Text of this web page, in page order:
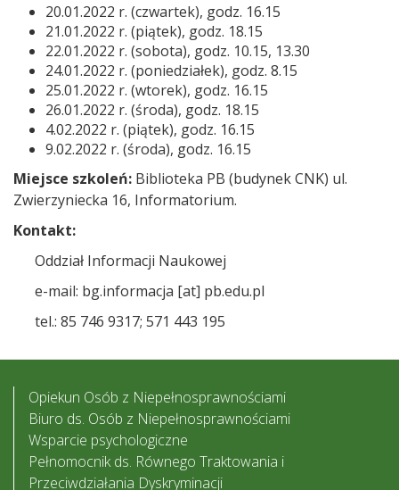
20.01.2022 r. (czwar­tek), godz. 16.15
21.01.2022 r. (pią­tek), godz. 18.15
22.01.2022 r. (sobota), godz. 10.15, 13.30
24.01.2022 r. (ponie­dzia­łek), godz. 8.15
25.01.2022 r. (wto­rek), godz. 16.15
26.01.2022 r. (środa), godz. 18.15
4.02.2022 r. (piątek), godz. 16.15
9.02.2022 r. (środa), godz. 16.15
Miej­sce szko­leń: Biblio­teka PB (budy­nek CNK) ul.
Zwie­rzy­niecka 16, Infor­ma­to­rium.
Kon­takt:
Oddział Infor­ma­cji Nau­ko­wej
e-mail: bg.infor­ma­cja [at] pb.edu.pl
tel.: 85 746 9317; 571 443 195
Opiekun Osób z Niepełnosprawnościami
Biuro ds. Osób z Niepełnosprawnościami
Wsparcie psychologiczne
Pełnomocnik ds. Równego Traktowania i
Przeciwdziałania Dyskryminacji